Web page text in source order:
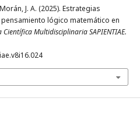
J. A. (2025). Estrategias
lógico matemático en
Científica Multidisciplinaria SAPIENTIAE.